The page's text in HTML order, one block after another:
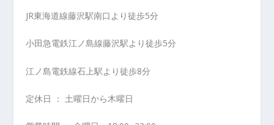
JR東海道線藤沢駅南口より徒歩5分
小田急電鉄江ノ島線藤沢駅より徒歩5分
江ノ島電鉄線石上駅より徒歩8分
定休日 ： 土曜日から木曜日